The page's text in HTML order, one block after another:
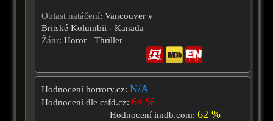
Oblast natáčení: Vancouver v
Britské Kolumbii - Kanada
Žánr: Horor - Thriller
Hodnocení horrory.cz: N/A
Hodnocení dle csfd.cz: 64 %
Hodnocení imdb.com:62 %